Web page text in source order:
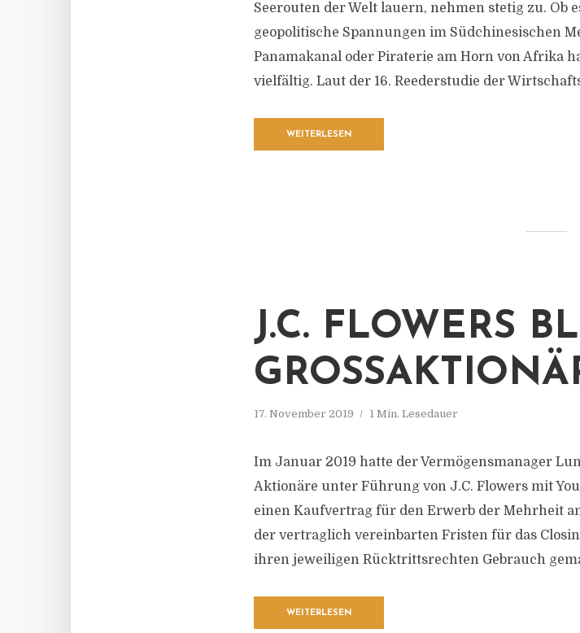
Seerouten der Welt lauern, nehmen stetig zu. Ob
geopolitische Spannungen im Südchinesischen
Panamakanal oder Piraterie am Horn von Afrika
vielfältig. Laut der 16. Reederstudie der
WEITERLESEN
J.C. FLOWERS
17. November 2019 1 Min. Lesedauer
Im Januar 2019 hatte der Vermögensmanager
Aktionäre unter Führung von J.C. Flowers mit
einen Kaufvertrag für den Erwerb der Mehrheit
der vertraglich vereinbarten Fristen für das
ihren jeweiligen Rücktrittsrechten Gebrauch
WEITERLESEN